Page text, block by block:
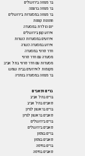
בר מצווה בירושלים
בר מצווה ברעננה
בר מצווה במסעדות בירושלים
חתונות קטנות
יום הולדת במסעדה
אירוע קטן בירושלים
אירועים במסעדות כשרות
אירוע במסעדה כשרה
חדר פרטי במסעדה
מסעדה עם חדר פרטי
מסעדות עם חדר פרטי בתל אביב
מקומות לאירועים בבית שמש
בר מצווה במסעדה בנתניה
ברים ופאבים
ברים בתל אביב
פאבים בתל אביב
ברים בראשון לציון
פאבים בראשון לציון
ברים בירושלים
פאבים בירושלים
ברים בצפון
פאבים בצפון
ברים בחיפה
פאבים בחיפה